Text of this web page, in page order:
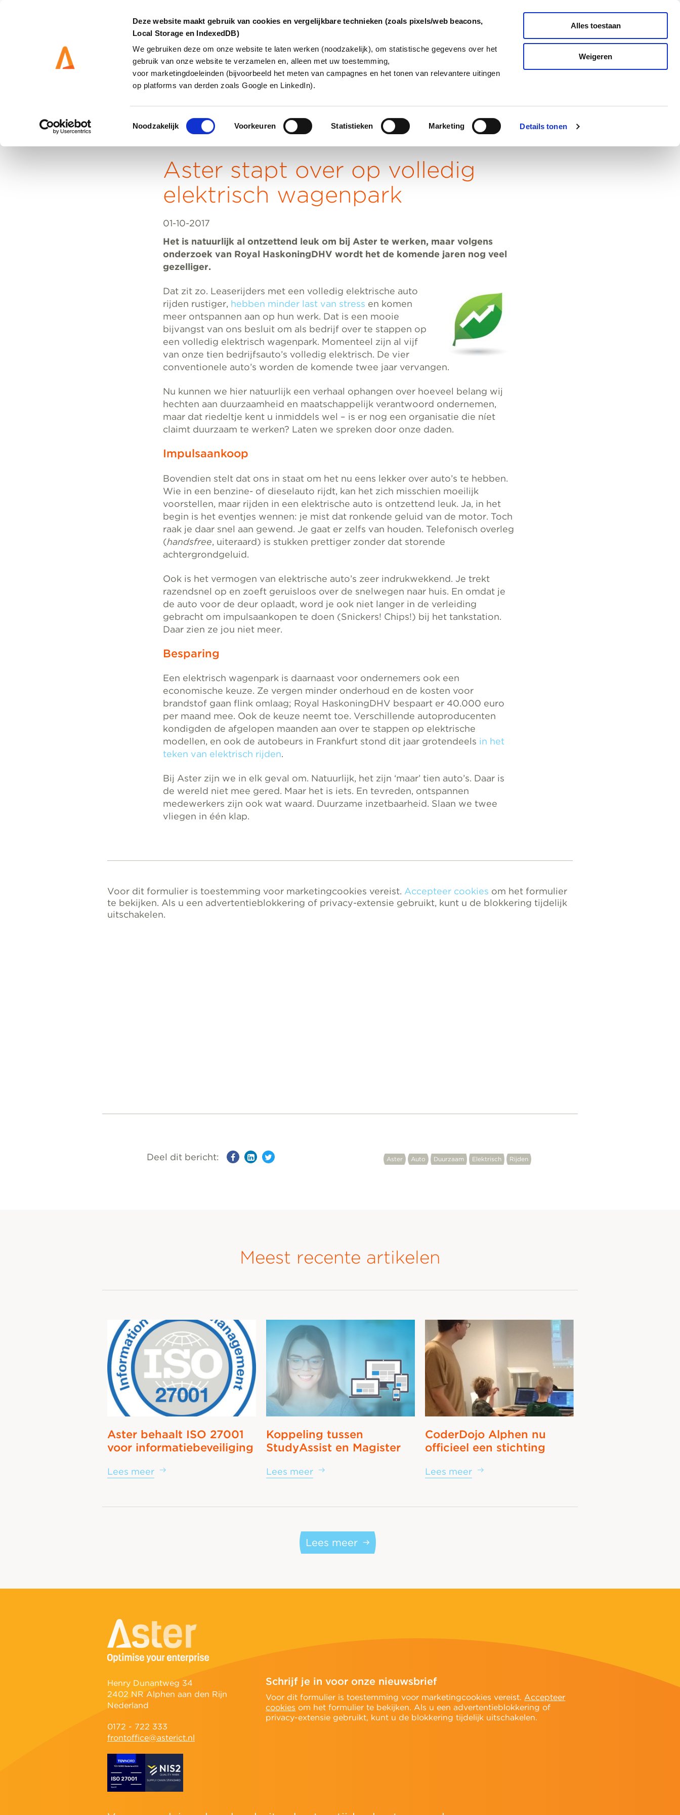
Deze website maakt gebruik van cookies en vergelijkbare technieken (zoals pixels/web beacons,
Local Storage en IndexedDB)
We gebruiken deze om onze website te laten werken (noodzakelijk), om statistische gegevens over het
gebruik van onze website te verzamelen en, alleen met uw toestemming,
voor marketingdoeleinden (bijvoorbeeld het meten van campagnes en het tonen van relevantere uitingen
op platforms van derden zoals Google en LinkedIn).
Toestemmingsselectie
Noodzakelijk Voorkeuren Statistieken Marketing Details tonen
Alles toestaan
Weigeren
ONDERHOUD
MELD TICKET
DIENSTEN OPLOSSINGEN OVER ONS KLANTCASES BLOG CAREERS
Aster stapt over op volledig
elektrisch wagenpark
01-10-2017
Het is natuurlijk al ontzettend leuk om bij Aster te werken, maar volgens
onderzoek van Royal HaskoningDHV wordt het de komende jaren nog veel
gezelliger.
Dat zit zo. Leaserijders met een volledig elektrische auto
rijden rustiger, hebben minder last van stress en komen
meer ontspannen aan op hun werk. Dat is een mooie
bijvangst van ons besluit om als bedrijf over te stappen op
een volledig elektrisch wagenpark. Momenteel zijn al vijf
van onze tien bedrijfsauto’s volledig elektrisch. De vier
conventionele auto’s worden de komende twee jaar vervangen.
Nu kunnen we hier natuurlijk een verhaal ophangen over hoeveel belang wij
hechten aan duurzaamheid en maatschappelijk verantwoord ondernemen,
maar dat riedeltje kent u inmiddels wel – is er nog een organisatie die níet
claimt duurzaam te werken? Laten we spreken door onze daden.
Impulsaankoop
Bovendien stelt dat ons in staat om het nu eens lekker over auto’s te hebben.
Wie in een benzine- of dieselauto rijdt, kan het zich misschien moeilijk
voorstellen, maar rijden in een elektrische auto is ontzettend leuk. Ja, in het
begin is het eventjes wennen: je mist dat ronkende geluid van de motor. Toch
raak je daar snel aan gewend. Je gaat er zelfs van houden. Telefonisch overleg
(handsfree, uiteraard) is stukken prettiger zonder dat storende
achtergrondgeluid.
Ook is het vermogen van elektrische auto’s zeer indrukwekkend. Je trekt
razendsnel op en zoeft geruisloos over de snelwegen naar huis. En omdat je
de auto voor de deur oplaadt, word je ook niet langer in de verleiding
gebracht om impulsaankopen te doen (Snickers! Chips!) bij het tankstation.
Daar zien ze jou niet meer.
Besparing
Een elektrisch wagenpark is daarnaast voor ondernemers ook een
economische keuze. Ze vergen minder onderhoud en de kosten voor
brandstof gaan flink omlaag; Royal HaskoningDHV bespaart er 40.000 euro
per maand mee. Ook de keuze neemt toe. Verschillende autoproducenten
kondigden de afgelopen maanden aan over te stappen op elektrische
modellen, en ook de autobeurs in Frankfurt stond dit jaar grotendeels in het
teken van elektrisch rijden.
Bij Aster zijn we in elk geval om. Natuurlijk, het zijn ‘maar’ tien auto’s. Daar is
de wereld niet mee gered. Maar het is iets. En tevreden, ontspannen
medewerkers zijn ook wat waard. Duurzame inzetbaarheid. Slaan we twee
vliegen in één klap.
Voor dit formulier is toestemming voor marketingcookies vereist. Accepteer cookies om het formulier
te bekijken. Als u een advertentieblokkering of privacy-extensie gebruikt, kunt u de blokkering tijdelijk
uitschakelen.
Deel dit bericht: Aster Auto Duurzaam Elektrisch Rijden
Meest recente artikelen
Aster behaalt ISO 27001
voor informatiebeveiliging
Lees meer
Koppeling tussen
StudyAssist en Magister
Lees meer
CoderDojo Alphen nu
officieel een stichting
Lees meer
Lees meer
Henry Dunantweg 34
2402 NR Alphen aan den Rijn
Nederland
0172 - 722 333
frontoffice@asterict.nl
Schrijf je in voor onze nieuwsbrief
Voor dit formulier is toestemming voor marketingcookies vereist. Accepteer
cookies om het formulier te bekijken. Als u een advertentieblokkering of
privacy-extensie gebruikt, kunt u de blokkering tijdelijk uitschakelen.